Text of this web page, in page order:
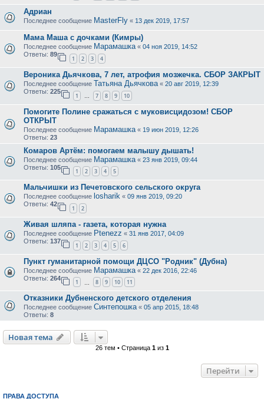
Адриан
Последнее сообщение MasterFly « 13 дек 2019, 17:57
Мама Маша с дочками (Кимры)
Последнее сообщение Марамашка« 04 ноя 2019, 14:52
Ответы: 89
1 2 3 4
Вероника Дьячкова, 7 лет, атрофия мозжечка. СБОР ЗАКРЫТ
Последнее сообщение Татьяна Дьячкова « 20 авг 2019, 12:39
Ответы: 225
1 … 7 8 9 10
Помогите Полине сражаться с муковисцидозом! СБОР
ОТКРЫТ
Последнее сообщение Марамашка « 19 июн 2019, 12:26
Ответы: 23
Комаров Артём: помогаем малышу дышать!
Последнее сообщение Марамашка « 23 янв 2019, 09:44
Ответы: 105
1 2 3 4 5
Мальчишки из Печетовского сельского округа
Последнее сообщение losharik « 09 янв 2019, 09:20
Ответы: 42
1 2
Живая шляпа - газета, которая нужна
Последнее сообщение Ptenezz « 31 янв 2017, 04:09
Ответы: 137
1 2 3 4 5 6
Пункт гуманитарной помощи ДЦСО "Родник" (Дубна)
Последнее сообщение Марамашка « 22 дек 2016, 22:46
Ответы: 264
1 8 9 10 11
Отказники Дубненского детского отделения
Последнее сообщение Синтепошка « 05 апр 2015, 18:48
Ответы: 8
Новая тема
26 тем • Страница 1из 1
Перейти
ПРАВА ДОСТУПА